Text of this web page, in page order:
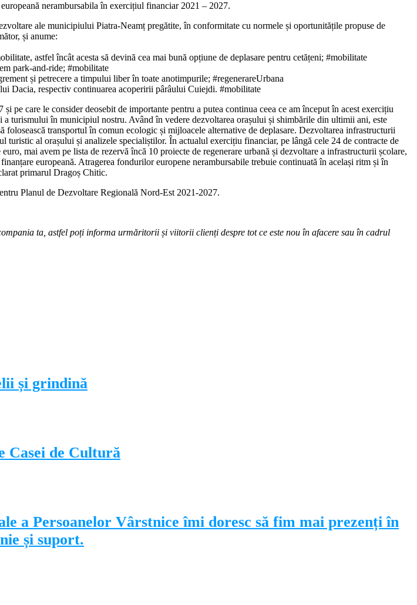
nerambursabila în exercițiul financiar 2021 – 2027.
ale municipiului Piatra-Neamț pregătite, în conformitate cu normele și oportunitățile propuse de
și anume:
astfel încât acesta să devină cea mai bună opțiune de deplasare pentru cetățeni; #mobilitate
park-and-ride; #mobilitate
și petrecere a timpului liber în toate anotimpurile; #regenerareUrbana
Dacia, respectiv continuarea acoperirii pârâului Cuiejdi. #mobilitate
pe care le consider deosebit de importante pentru a putea continua ceea ce am început în acest exercițiu
turismului în municipiul nostru. Având în vedere dezvoltarea orașului și shimbările din ultimii ani, este
transportul în comun ecologic și mijloacele alternative de deplasare. Dezvoltarea infrastructurii
al orașului și analizele specialiștilor. În actualul exercițiu financiar, pe lângă cele 24 de contracte de
mai avem pe lista de rezervă încă 10 proiecte de regenerare urbană și dezvoltare a infrastructurii școlare,
europeană. Atragerea fondurilor europene nerambursabile trebuie continuată în același ritm și în
primarul Dragoș Chitic.
Planul de Dezvoltare Regională Nord-Est 2021-2027.
ta, astfel poți informa urmăritorii și viitorii clienți despre tot ce este nou în afacere sau în cadrul
și grindină
Casei de Cultură
a Persoanelor Vârstnice îmi doresc să fim mai prezenți în
și suport.